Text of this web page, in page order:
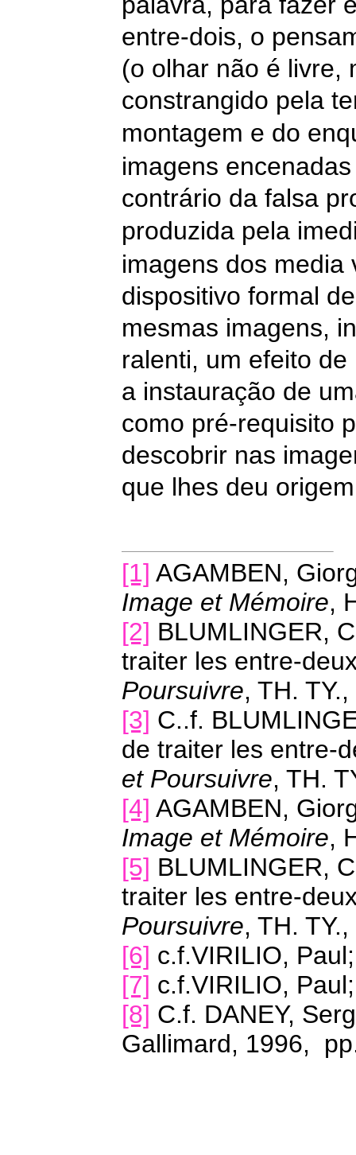
entre-dois, o
(o olhar não é
constrangido pela
montagem e do
imagens
contrário da falsa
produzida pela
imagens dos media
dispositivo formal
mesmas imagens,
ralenti, um efeito
a instauração de
como pré-requisito
descobrir nas
que lhes deu
[1] AGAMBEN,
Image et Mémoire,
[2] BLUMLINGER,
traiter les entre-
Poursuivre, TH.
[3] C..f.
de traiter les entre-
et Poursuivre, TH.
[4] AGAMBEN,
Image et Mémoire,
[5] BLUMLINGER,
traiter les entre-
Poursuivre, TH.
[6] c.f.VIRILIO, Paul;
[7] c.f.VIRILIO, Paul;
[8] C.f. DANEY,
Gallimard, 1996,